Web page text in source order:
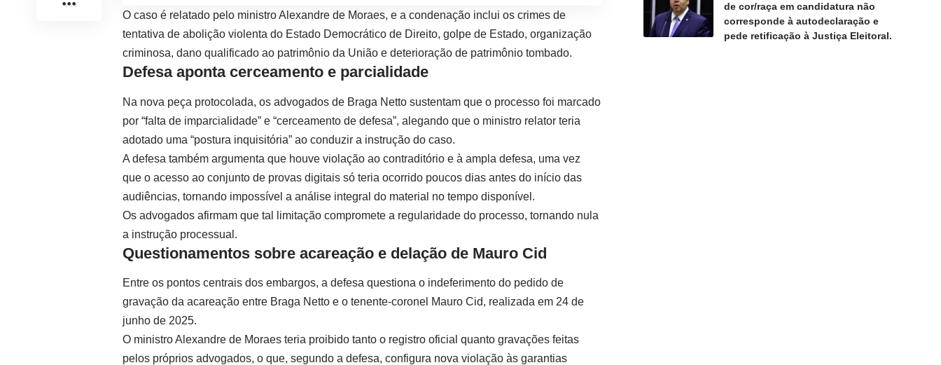
O caso é relatado pelo ministro Alexandre de Moraes, e a condenação inclui os crimes de
tentativa de abolição violenta do Estado Democrático de Direito, golpe de Estado, organização
criminosa, dano qualificado ao patrimônio da União e deterioração de patrimônio tombado.
Defesa aponta cerceamento e parcialidade
Na nova peça protocolada, os advogados de Braga Netto sustentam que o processo foi marcado
por “falta de imparcialidade” e “cerceamento de defesa”, alegando que o ministro relator teria
adotado uma “postura inquisitória” ao conduzir a instrução do caso.
A defesa também argumenta que houve violação ao contraditório e à ampla defesa, uma vez
que o acesso ao conjunto de provas digitais só teria ocorrido poucos dias antes do início das
audiências, tornando impossível a análise integral do material no tempo disponível.
Os advogados afirmam que tal limitação compromete a regularidade do processo, tornando nula
a instrução processual.
Questionamentos sobre acareação e delação de Mauro Cid
Entre os pontos centrais dos embargos, a defesa questiona o indeferimento do pedido de
gravação da acareação entre Braga Netto e o tenente-coronel Mauro Cid, realizada em 24 de
junho de 2025.
O ministro Alexandre de Moraes teria proibido tanto o registro oficial quanto gravações feitas
pelos próprios advogados, o que, segundo a defesa, configura nova violação às garantias
de cor/raça em candidatura não
corresponde à autodeclaração e
pede retificação à Justiça Eleitoral.